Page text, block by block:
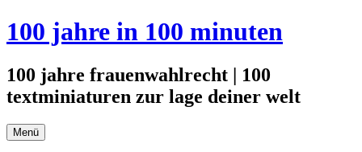
Zum
Inhalt
100 jahre in 100 minuten
100 jahre frauenwahlrecht | 100
textminiaturen zur lage deiner welt
Menü